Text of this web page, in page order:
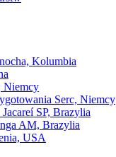
Kolumbia
Niemcy
Serc, Niemcy
SP, Brazylia
AM, Brazylia
USA